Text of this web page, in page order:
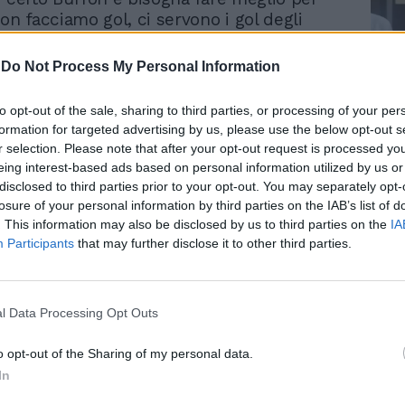
Do Not Process My Personal Information
opt-out of the sale, sharing to third parties, or processing of your
for targeted advertising by us, please use the below opt-out
selection. Please note that after your opt-out request is processed
interest-based ads based on personal information utilized by us
to third parties prior to your opt-out. You may separately
of your personal information by third parties on the IAB’s list of
This information may also be disclosed by us to third parties on the
Participants that may further disclose it to other third parties.
Data Processing Opt Outs
opt-out of the Sharing of my personal data.
facciamo gol, ci servono i gol degli
andare in zona Champions League.
giocato bene, non poteva fare di più».
- spiega Mancini - resto ottimista.
svantaggio di tre punti dal Parma, l'Inter
se vince a Perugia, ma noi
una partita contro la Roma.
ma non è detto che non riusciremo a
derby». Ultimo capitolo, l'errore fatale
Trezeguet: «Abbiamo permesso a
di crossare tranquillamente. Ma anche in
a centrare l'obiettivo finale. Nelle
arrivare a quota sessanta che secondo
l'accesso ai preliminari della coppa più
Rudy Giuliani a Come States?
Trump, Meloni e la strategia
americana